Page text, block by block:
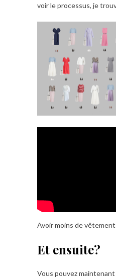
voir le processus, je
Avoir moins de
Et ensuite?
Vous pouvez